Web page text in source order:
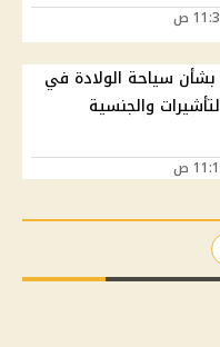
بشأن سياحة الولادة في
والجنسية